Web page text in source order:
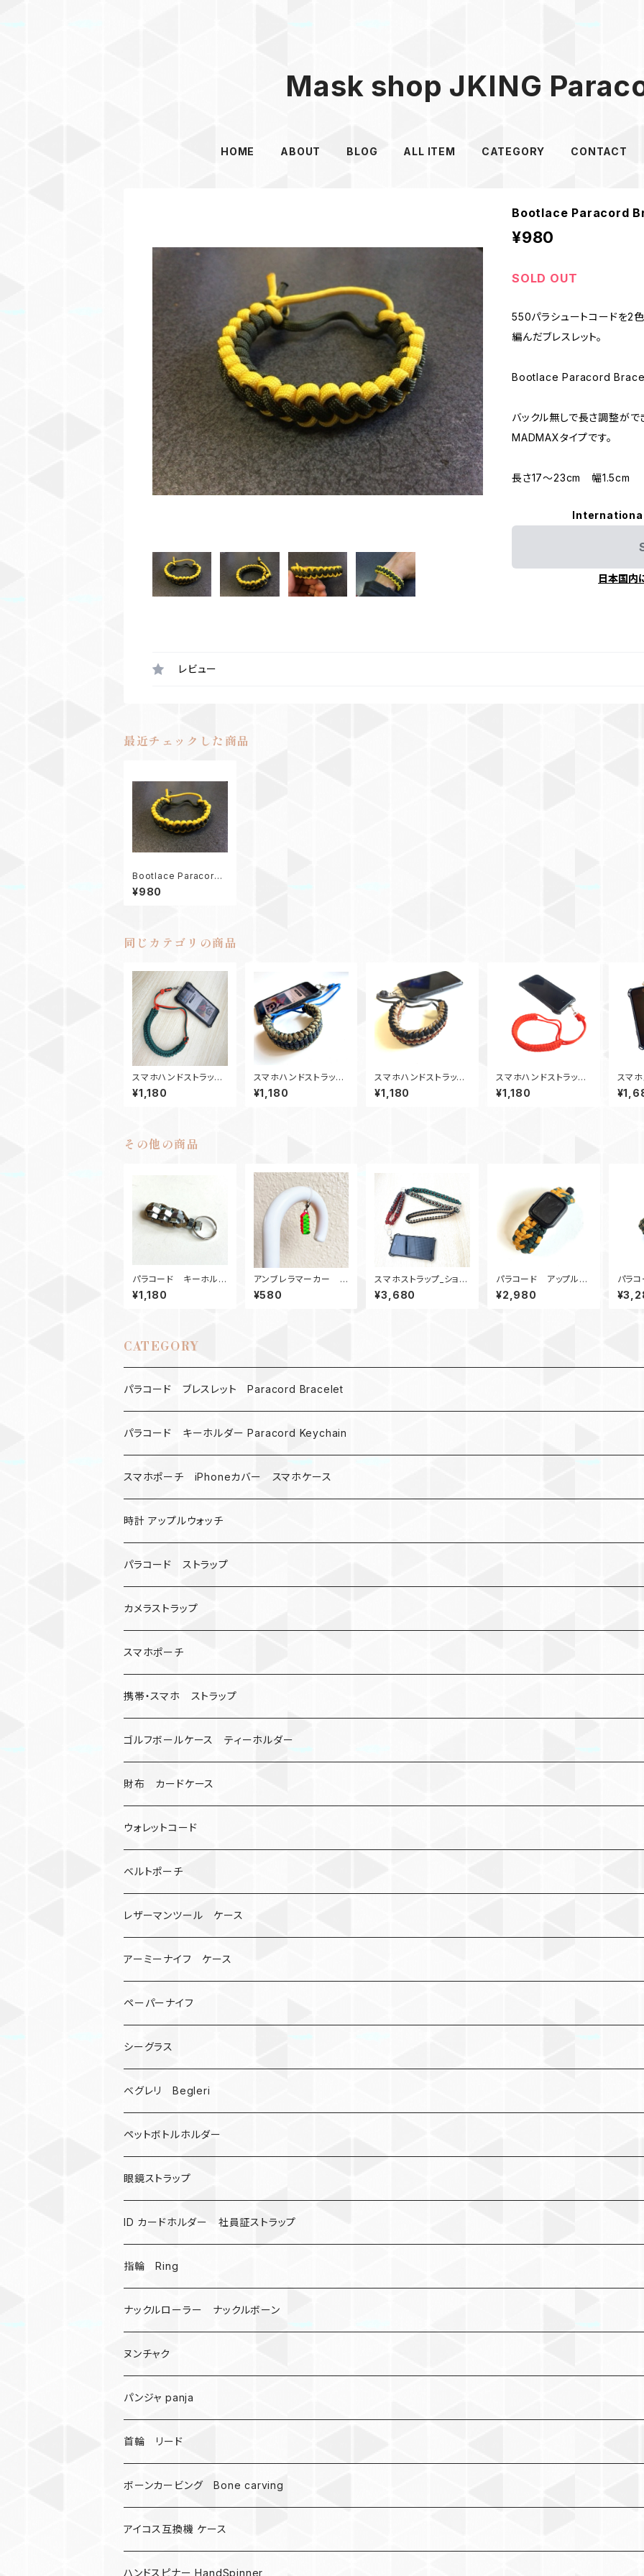
Mask shop JKING
HOME ABOUT BLOG ALL ITEM CATEGORY CONTACT
Bootlace Paracord
¥980
SOLD OUT
550パラシュートコードを2
編んだブレスレット。
Bootlace Paracord
バックル無しで長さ調整がで
MADMAXタイプです。
長さ17〜23cm 幅1.5cm
日本国内
レビュー
最近チェックした商品
Bootlace Paracord
Bracelet Mad Max
¥980
同じカテゴリの商品
スマホハンドストラッ
プ カメラストラップ_パ
ラコード_ガラガラヘビ_
¥1,180
スマホハンドストラッ
プ カメラストラップ_wi
desanctifield_NKC1
¥1,180
スマホハンドストラッ
プ カメラストラップ_S
anctifiedCovenant_
¥1,180
スマホハンドストラッ
プ カメラストラップ_Tr
ilobite_OR
¥1,180
スマ
ラスト
その他の商品
パラコード キーホルダ
ー ナット_CLICKY_カ
ーキ
¥1,180
アンブレラマーカー
傘マーカー パラコー
ドBox ピンクセーフテ
¥580
スマホストラップ_ショル
ダーストラップ_28ウッ
ドビーズ_緑赤カーキグ
¥3,680
パラコード アップルウ
ォッチ バンド44_Doubl
eWide_カーキ緑 Appl
¥2,980
パラ
ォッチ
ツー
CATEGORY
パラコード ブレスレット Paracord Bracelet
MAD MAX
バックル
バックル無し
シャックル
数珠
パラコード キーホルダー Paracord Keychain
ハロウィン
コンパス
ベルトループ
クボタン
キーケース
人形
忍者
ミイラ
キャンプ道具
ナット
レザーマン
マルチツール
オニヤンマ
ビーズ
手裏剣
クロス十字架
ドリームキャッチャー
カウベル 熊鈴
昆虫
ミツバチ
AirTag
戦国武将、侍
悪魔の鍵
爬虫類、蛇
DNA 螺旋
受注作成_名入り、ネーム
スマホポーチ iPhoneカバー スマホケース
楽天ミニ ケース
iPhone
時計 アップルウォッチ
カナビラウォッチ
腕時計
アップルウォッチ
バックル
マッドマックス
パラコード ストラップ
サバイバルツール
カメラストラップ
スマホポーチ
携帯・スマホ ストラップ
ネックストラップ・ショルダーストラップ
ハンドストラップ
リングストラップ
ゴルフボールケース ティーホルダー
ゴルフマーカー
ゴルフボールケース
ティーホルダー
財布 カードケース
コインケース
チューブ
コインケース
紙
カードケース
ウォレットコード
2カラー
ベルトポーチ
レザーマンツール ケース
アーミーナイフ ケース
ペーパーナイフ
シーグラス
ベグレリ Begleri
ペットボトルホルダー
眼鏡ストラップ
ID カードホルダー 社員証ストラップ
指輪 Ring
ナックルローラー ナックルボーン
ヌンチャク
パンジャ panja
首輪 リード
ボーンカービング Bone carving
アイコス互換機 ケース
ハンドスピナー HandSpinner